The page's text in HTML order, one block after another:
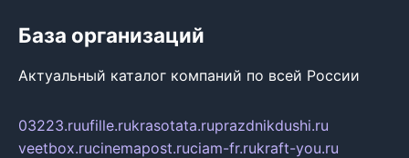
База организаций
Актуальный каталог компаний по всей России
03223.ruufille.rukrasotata.ruprazdnikdushi.ru
veetbox.rucinemapost.ruciam-fr.rukraft-you.ru